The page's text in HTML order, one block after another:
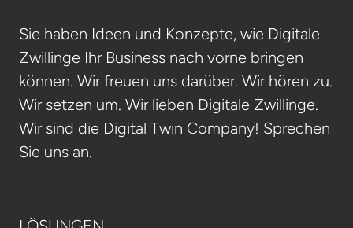
Sie haben Ideen und Konzepte, wie Digitale
Zwillinge Ihr Business nach vorne bringen
können. Wir freuen uns darüber. Wir hören zu.
Wir setzen um. Wir lieben Digitale Zwillinge.
Wir sind die Digital Twin Company! Sprechen
Sie uns an.